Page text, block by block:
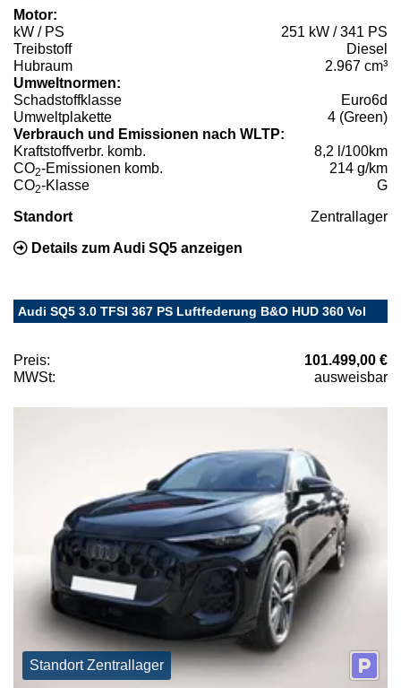
Motor:
kW / PS
251 kW / 341 PS
Treibstoff
Diesel
Hubraum
2.967 cm³
Umweltnormen:
Schadstoffklasse
Euro6d
Umweltplakette
4 (Green)
Verbrauch und Emissionen nach WLTP:
Kraftstoffverbr. komb.
8,2 l/100km
CO2-Emissionen komb.
214 g/km
CO2-Klasse G
Standort Zentrallager
Details zum Audi SQ5 anzeigen
Audi SQ5 3.0 TFSI 367 PS Luftfederung B&O HUD 360 Vol
Preis:
101.499,00 €
MWSt:
ausweisbar
Standort Zentrallager